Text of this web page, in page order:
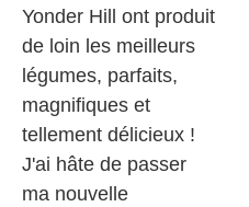
Yonder Hill ont produit
de loin les meilleurs
légumes, parfaits,
magnifiques et
tellement délicieux !
J'ai hâte de passer
ma nouvelle